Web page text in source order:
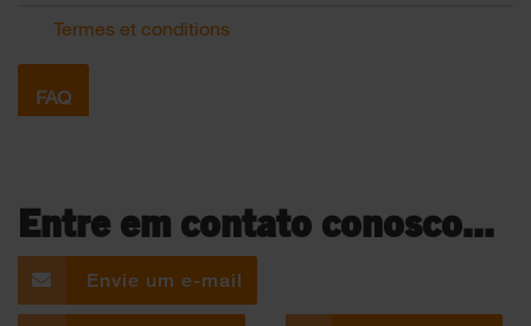
Termes et conditions
FAQ
Entre em contato conosco...
Envie um e-mail